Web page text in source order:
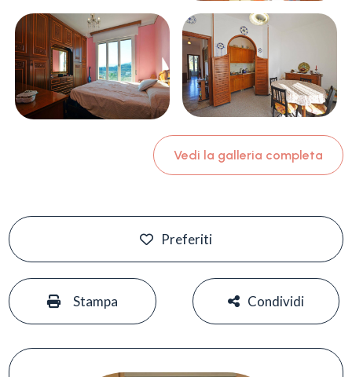
Vedi la galleria completa
Preferiti
Stampa Condividi